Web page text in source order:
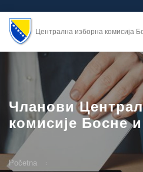
Централна изборна комисија
Чланови
комисије Босне
Početna